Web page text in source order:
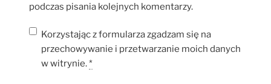
podczas pisania kolejnych komentarzy.
Korzystając z formularza zgadzam się na
przechowywanie i przetwarzanie moich danych
w witrynie.*